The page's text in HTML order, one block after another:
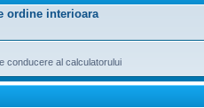
ordine interioara
conducere al calculatorului